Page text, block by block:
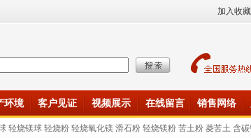
加入收藏
环境 客户见证 视频展示 在线留言 销售网络
烧镁球 轻烧粉 轻烧氧化镁 滑石粉 轻烧镁粉 苦土粉 菱苦土 含